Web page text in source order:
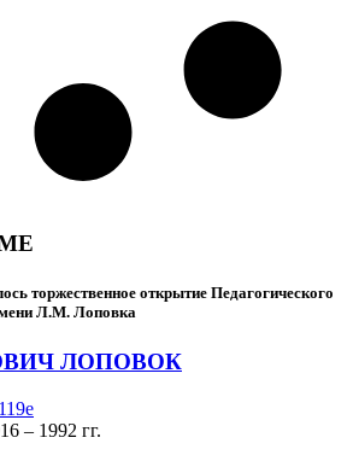
торжественное открытие Педагогического
Л.М. Лоповка
ЛОПОВОК
– 1992 гг.